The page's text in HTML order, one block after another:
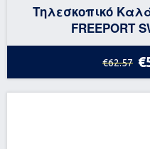
Τηλεσκοπικό
FREEPORT
€62.57